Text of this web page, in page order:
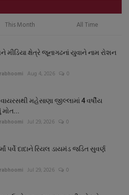
This Month All Time
મીડિયા ક્ષેત્રે જૂનાગઢનાં યુવાને નામ રોશન
Aug 4, 2026 0
વાયરસથી મહેસાણા જીલ્લામાં 4 વર્ષીય
મોત...
Jul 29, 2026 0
પર્વે દાદાને રિયલ ડાયમંડ જડિત સુવર્ણ
Jul 29, 2026 0